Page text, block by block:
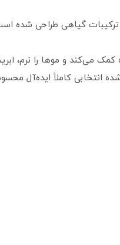
و ترکیبات گیاهی طراحی شده
کمک می‌کند و موها را نرم،
انتخابی کاملاً ایده‌آل